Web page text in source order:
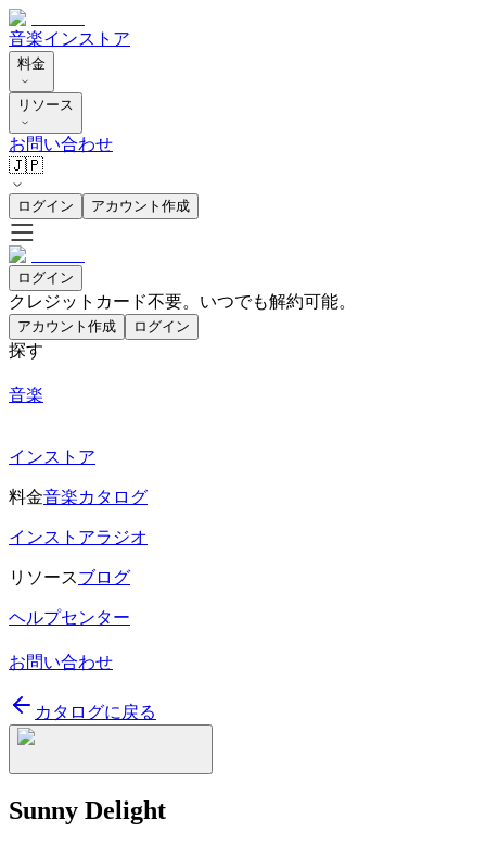
音楽インストア
料金
リソース
お問い合わせ
🇯🇵
ログイン アカウント作成
ログイン
クレジットカード不要。いつでも解約可能。
アカウント作成 ログイン
探す
音楽
インストア
料金音楽カタログ
インストアラジオ
リソースブログ
ヘルプセンター
お問い合わせ
カタログに戻る
Sunny Delight